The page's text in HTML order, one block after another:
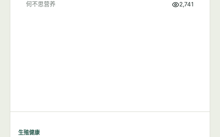
何不思营养 2,741
生殖健康